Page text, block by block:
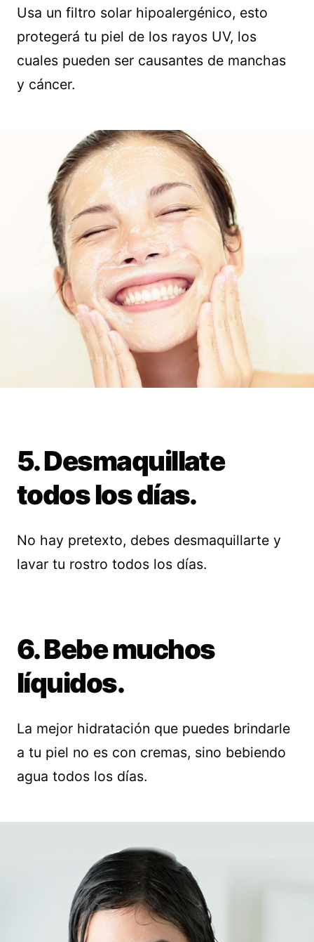
Usa un filtro solar hipoalergénico, esto
protegerá tu piel de los rayos UV, los
cuales pueden ser causantes de manchas
y cáncer.
5. Desmaquillate
todos los días.
No hay pretexto, debes desmaquillarte y
lavar tu rostro todos los días.
6. Bebe muchos
líquidos.
La mejor hidratación que puedes brindarle
a tu piel no es con cremas, sino bebiendo
agua todos los días.